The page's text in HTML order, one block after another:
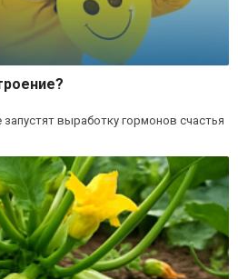
выработку гормонов счастья